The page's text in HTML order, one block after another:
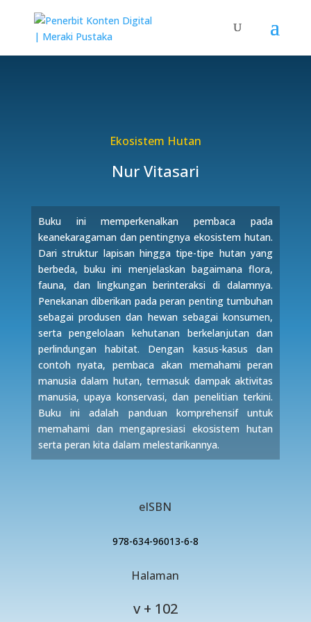
Ekosistem Hutan
Nur Vitasari
Buku ini memperkenalkan pembaca pada
keanekaragaman dan pentingnya ekosistem hutan.
Dari struktur lapisan hingga tipe-tipe hutan yang
berbeda, buku ini menjelaskan bagaimana flora,
fauna, dan lingkungan berinteraksi di dalamnya.
Penekanan diberikan pada peran penting tumbuhan
sebagai produsen dan hewan sebagai konsumen,
serta pengelolaan kehutanan berkelanjutan dan
perlindungan habitat. Dengan kasus-kasus dan
contoh nyata, pembaca akan memahami peran
manusia dalam hutan, termasuk dampak aktivitas
manusia, upaya konservasi, dan penelitian terkini.
Buku ini adalah panduan komprehensif untuk
memahami dan mengapresiasi ekosistem hutan
serta peran kita dalam melestarikannya.
eISBN
978-634-96013-6-8
Halaman
v + 102